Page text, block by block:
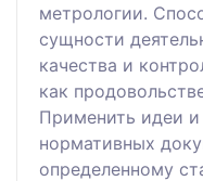
метрологии.
сущности
качества и
как
Применить идеи
нормативных
определенному